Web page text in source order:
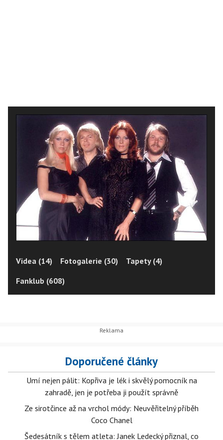
Videa (14) Fotogalerie (30)
Tapety (4)
Fanklub (608)
Doporučené články
Umí nejen pálit: Kopřiva je lék i skvělý pomocník na
zahradě, jen je potřeba ji použít správně
Ze sirotčince až na vrchol módy: Neuvěřitelný příběh
Coco Chanel
Šedesátník s tělem atleta: Janek Ledecký přiznal, co